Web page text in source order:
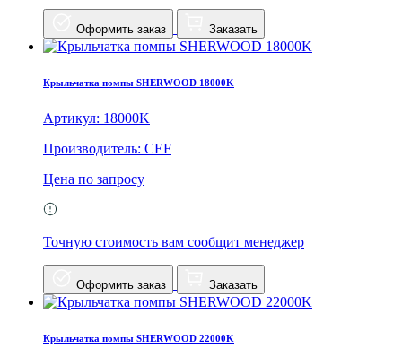
Оформить заказ Заказать
Крыльчатка помпы SHERWOOD 18000K
Артикул: 18000K
Производитель: CEF
Цена по запросу
Точную стоимость вам сообщит менеджер
Оформить заказ Заказать
Крыльчатка помпы SHERWOOD 22000K